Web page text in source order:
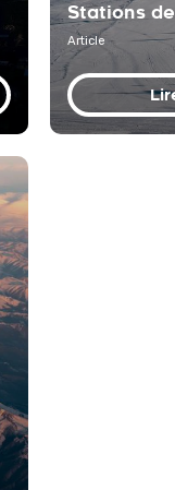
Stations
Article